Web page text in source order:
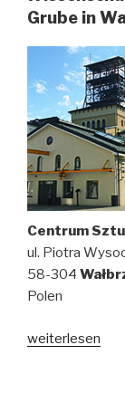
Wałbrzych“
Grube in
Centrum
ul. Piotra
58-304
Polen
weiterlesen